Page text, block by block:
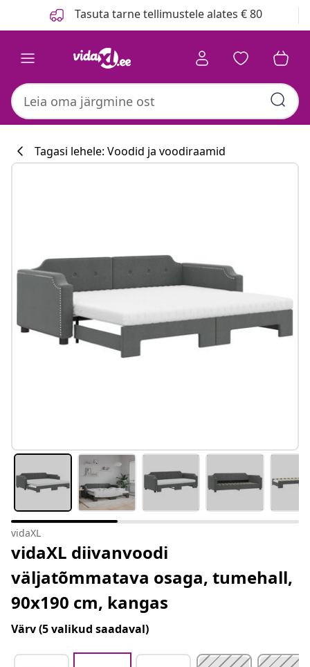
Tasuta tarne tellimustele alates € 80
Tagasi lehele: Voodid ja voodiraamid
vidaXL
vidaXL diivanvoodi
väljatõmmatava osaga, tumehall,
90x190 cm, kangas
Värv(5 valikud saadaval)